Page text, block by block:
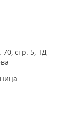
стр. 5, ТД